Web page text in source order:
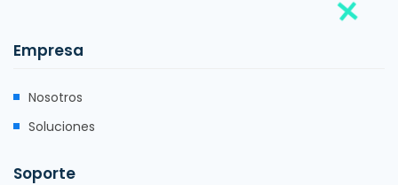
Empresa
Nosotros
Soluciones
Soporte